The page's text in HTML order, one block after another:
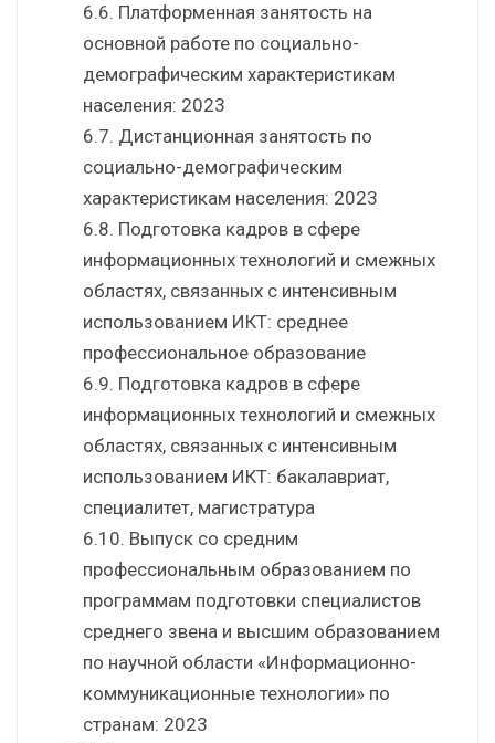
6.6. Платформенная занятость на
основной работе по социально-
демографическим характеристикам
населения: 2023
6.7. Дистанционная занятость по
социально-демографическим
характеристикам населения: 2023
6.8. Подготовка кадров в сфере
информационных технологий и смежных
областях, связанных с интенсивным
использованием ИКТ: среднее
профессиональное образование
6.9. Подготовка кадров в сфере
информационных технологий и смежных
областях, связанных с интенсивным
использованием ИКТ: бакалавриат,
специалитет, магистратура
6.10. Выпуск со средним
профессиональным образованием по
программам подготовки специалистов
среднего звена и высшим образованием
по научной области «Информационно-
коммуникационные технологии» по
странам: 2023